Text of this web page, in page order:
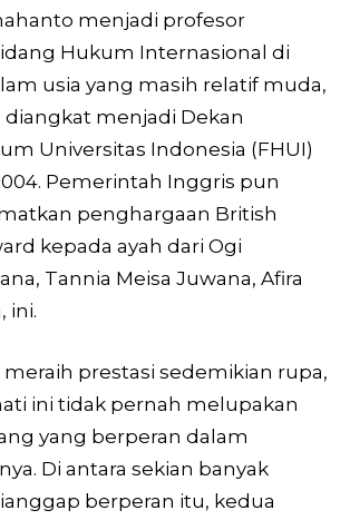
menjadi profesor
Hukum Internasional di
usia yang masih relatif muda,
diangkat menjadi Dekan
Universitas Indonesia (FHUI)
Pemerintah Inggris pun
penghargaan British
kepada ayah dari Ogi
Tannia Meisa Juwana, Afira
ini.
prestasi sedemikian rupa,
ini tidak pernah melupakan
yang berperan dalam
Di antara sekian banyak
berperan itu, kedua